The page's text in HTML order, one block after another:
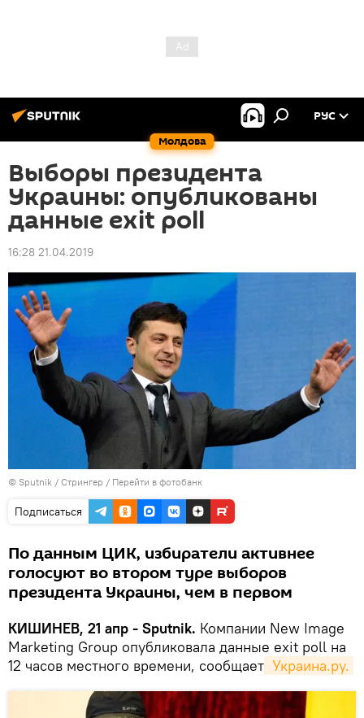
Молдова
РУС
Выборы президента
Украины: опубликованы
данные exit poll
16:28 21.04.2019
© Sputnik / Стрингер / Перейти в фотобанк
Подписаться
По данным ЦИК, избиратели активнее
голосуют во втором туре выборов
президента Украины, чем в первом
КИШИНЕВ, 21 апр - Sputnik. Компании New Image
Marketing Group опубликовала данные exit poll на
12 часов местного времени, сообщает Украина.ру.